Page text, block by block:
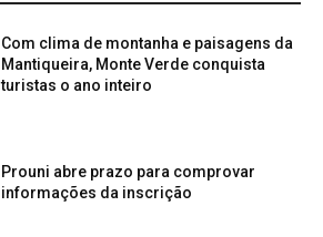
Com clima de montanha e paisagens da
Mantiqueira, Monte Verde conquista
turistas o ano inteiro
Prouni abre prazo para comprovar
informações da inscrição